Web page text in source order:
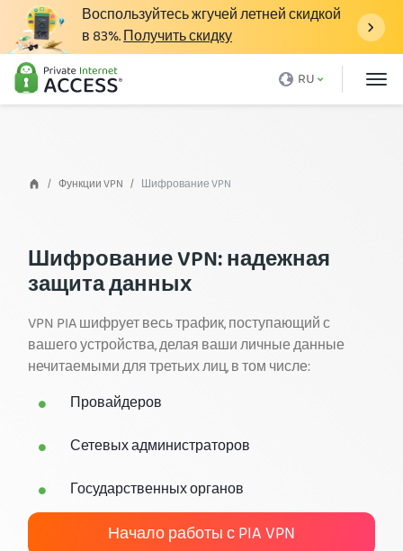
Воспользуйтесь жгучей летней скидкой
в83%.Получить скидку
RU
Что такое VPN
Почему именно PIA
Функции VPN
VPN-серверы
Блог
Поддержка
Вход
Загрузить PIA VPN
Функции VPN Шифрование VPN
Шифрование VPN: надежная
защита данных
VPN PIA шифрует весь трафик, поступающий с
вашего устройства, делая ваши личные данные
нечитаемыми для третьих лиц, в том числе:
Провайдеров
Сетевых администраторов
Государственных органов
Начало работы с PIA VPN